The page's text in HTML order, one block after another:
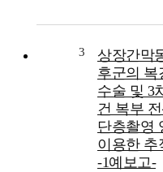
3
상장간막
후군의 복
수술 및 3
건 복부
단층촬영
이용한 추
-1예보고-